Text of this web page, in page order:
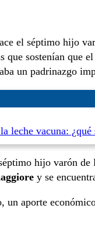
el séptimo hijo
que sostenían
un padrinazgo
leche vacuna:
hijo varón de
y se
aporte